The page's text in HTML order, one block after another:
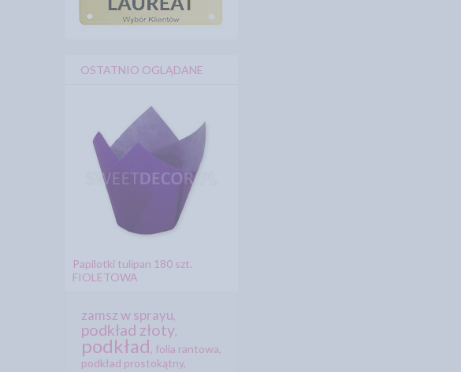
OSTATNIO OGLĄDANE
Papilotki tulipan 180 szt.
FIOLETOWA
zamsz w sprayu,
podkład złoty,
podkład, folia rantowa,
podkład prostokątny,